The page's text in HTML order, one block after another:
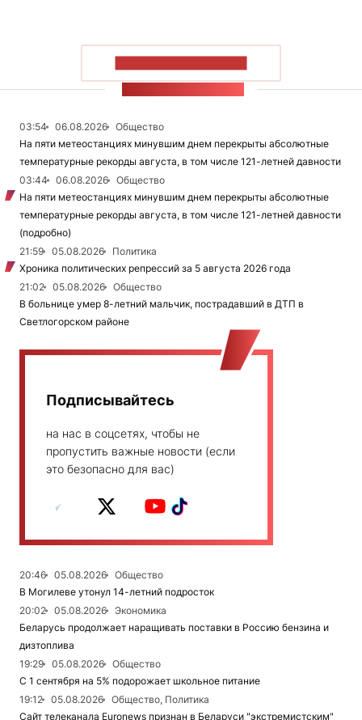
03:54 06.08.2026
Общество
На пяти метеостанциях минувшим днем перекрыты абсолютные
температурные рекорды августа, в том числе 121-летней давности
03:44
06.08.2026
Общество
На пяти метеостанциях минувшим днем перекрыты абсолютные
температурные рекорды августа, в том числе 121-летней давности
(подробно)
21:59
05.08.2026
Политика
Хроника политических репрессий за 5 августа 2026 года
21:02
05.08.2026
Общество
В больнице умер 8-летний мальчик, пострадавший в ДТП в
Светлогорском районе
Подписывайтесь
на нас в соцсетях, чтобы не
пропустить важные новости (если
это безопасно для вас)
20:46 05.08.2026
Общество
В Могилеве утонул 14-летний подросток
20:02
05.08.2026
Экономика
Беларусь продолжает наращивать поставки в Россию бензина и
дизтоплива
19:29
05.08.2026
Общество
С 1 сентября на 5% подорожает школьное питание
19:12
05.08.2026
Общество, Политика
Сайт телеканала Euronews признан в Беларуси "экстремистским"